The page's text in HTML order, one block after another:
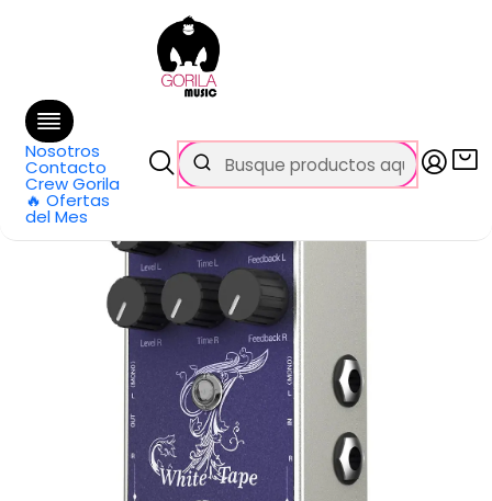
Nosotros
Contacto
Crew Gorila
🔥 Ofertas
del Mes
GRATIS
en Santiago y $99.990 en Regiones
Inicio Todos los productos
Pedal Delay White Tape EC1335 DONNER